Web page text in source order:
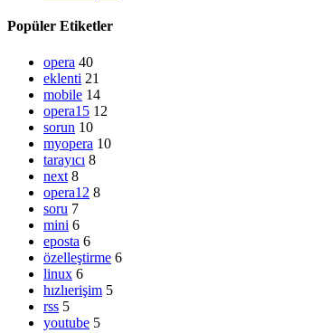
Popüler Etiketler
opera 40
eklenti 21
mobile 14
opera15 12
sorun 10
myopera 10
tarayıcı 8
next 8
opera12 8
soru 7
mini 6
eposta 6
özelleştirme 6
linux 6
hızlıerişim 5
rss 5
youtube 5